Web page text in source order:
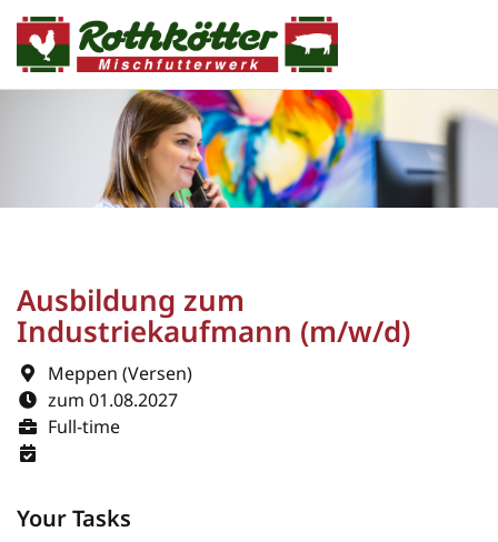
Ausbildung zum
Industriekaufmann (m/w/d)
Meppen (Versen)
zum 01.08.2027
Full-time
Your Tasks